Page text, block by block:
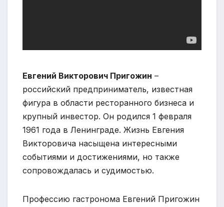
Евгений Викторович Пригожин –
российский предприниматель, известная
фигура в области ресторанного бизнеса и
крупный инвестор. Он родился 1 февраля
1961 года в Ленинграде. Жизнь Евгения
Викторовича насыщена интересными
событиями и достижениями, но также
сопровождалась и судимостью.
Профессию гастронома Евгений Пригожин